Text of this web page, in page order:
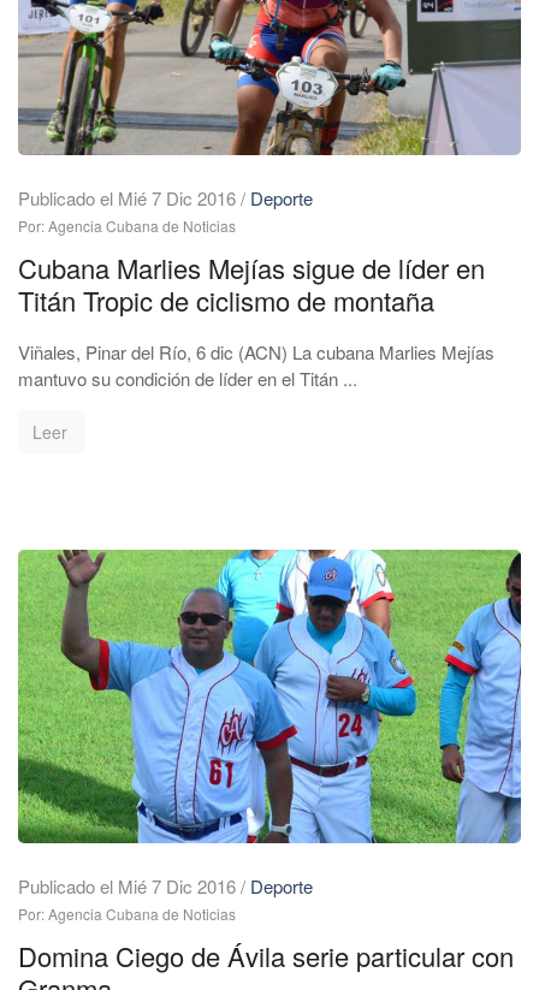
Publicado el Mié 7 Dic 2016/ Deporte
Por: Agencia Cubana de Noticias
Cubana Marlies Mejías sigue de líder en
Titán Tropic de ciclismo de montaña
Viñales, Pinar del Río, 6 dic (ACN) La cubana Marlies Mejías
mantuvo su condición de líder en el Titán ...
Leer
Publicado el Mié 7 Dic 2016/ Deporte
Por: Agencia Cubana de Noticias
Domina Ciego de Ávila serie particular con